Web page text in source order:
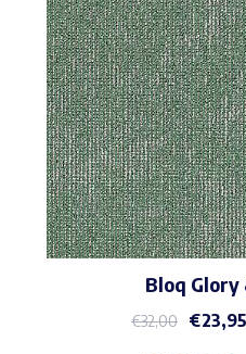
Bloq
€32,00 €23,95